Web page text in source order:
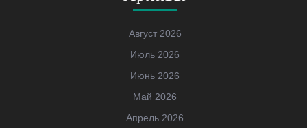
Август 2026
Июль 2026
Июнь 2026
Май 2026
Апрель 2026